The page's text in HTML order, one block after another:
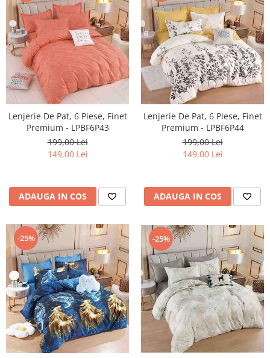
Lenjerie De Pat, 6 Piese, Finet
Premium - LPBF6P43
199,00 Lei
149,00 Lei
ADAUGA IN COS
Lenjerie De Pat, 6 Piese, Finet
Premium - LPBF6P44
199,00 Lei
149,00 Lei
ADAUGA IN COS
-25% -25%